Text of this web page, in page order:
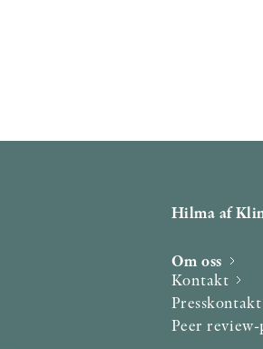
Hilma af
Om oss
Kontakt
Presskontakt
Peer review-